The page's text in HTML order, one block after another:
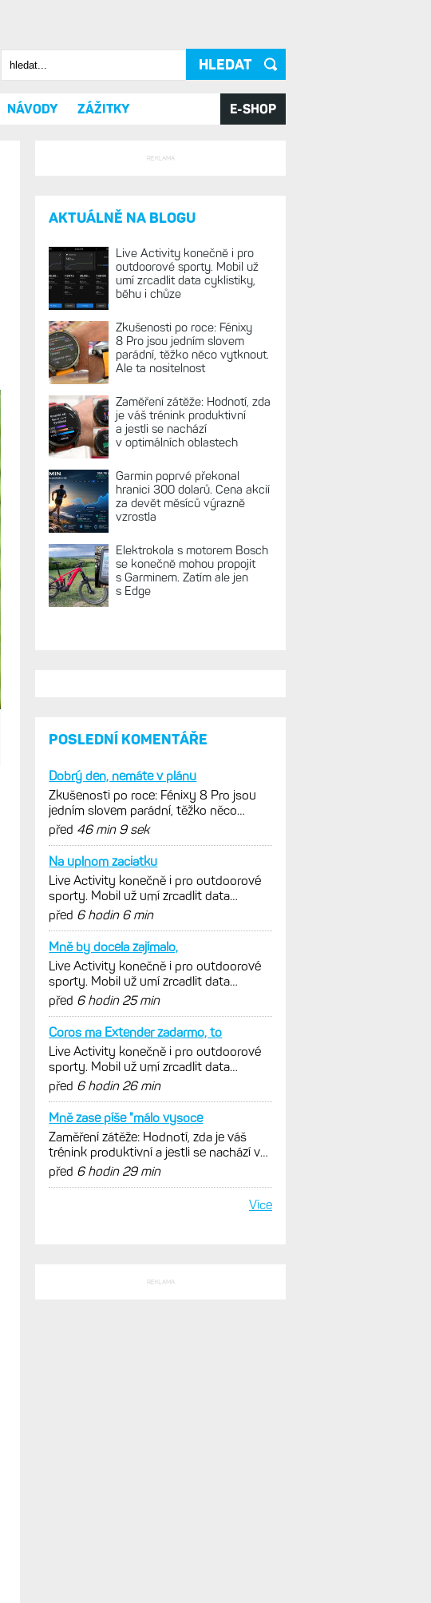
Vyhledávání
Hledat
NÁVODY ZÁŽITKY E-SHOP
REKLAMA
AKTUÁLNĚ NA BLOGU
Live Activity konečně i pro
outdoorové sporty. Mobil už
umí zrcadlit data cyklistiky,
běhu i chůze
Zkušenosti po roce: Fénixy
8 Pro jsou jedním slovem
parádní, těžko něco vytknout.
Ale ta nositelnost
Zaměření zátěže: Hodnotí, zda
je váš trénink produktivní
a jestli se nachází
v optimálních oblastech
Garmin poprvé překonal
hranici 300 dolarů. Cena akcií
za devět měsíců výrazně
vzrostla
Elektrokola s motorem Bosch
se konečně mohou propojit
s Garminem. Zatím ale jen
s Edge
POSLEDNÍ KOMENTÁŘE
Dobrý den, nemáte v plánu
Zkušenosti po roce: Fénixy 8 Pro jsou
jedním slovem parádní, těžko něco
vytknout. Ale ta nositelnost
před 46 min 9 sek
Na uplnom zaciatku
Live Activity konečně i pro outdoorové
sporty. Mobil už umí zrcadlit data
cyklistiky, běhu i chůze
před 6 hodin 6 min
Mně by docela zajímalo,
Live Activity konečně i pro outdoorové
sporty. Mobil už umí zrcadlit data
cyklistiky, běhu i chůze
před 6 hodin 25 min
Coros ma Extender zadarmo, to
Live Activity konečně i pro outdoorové
sporty. Mobil už umí zrcadlit data
cyklistiky, běhu i chůze
před 6 hodin 26 min
Mně zase píše "málo vysoce
Zaměření zátěže: Hodnotí, zda je váš
trénink produktivní a jestli se nachází v
optimálních oblastech
před 6 hodin 29 min
Více
REKLAMA